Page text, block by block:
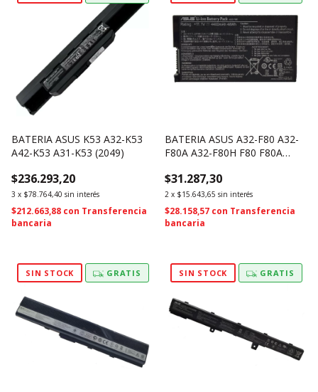
BATERIA ASUS K53 A32-K53
A42-K53 A31-K53 (2049)
$236.293,20
3 x $78.764,40 sin interés
$212.663,88 con Transferencia
bancaria
BATERIA ASUS A32-F80 A32-
F80A A32-F80H F80 F80A
$31.287,30
2 x $15.643,65 sin interés
$28.158,57 con Transferencia
bancaria
SIN STOCK GRATIS SIN STOCK GRATIS